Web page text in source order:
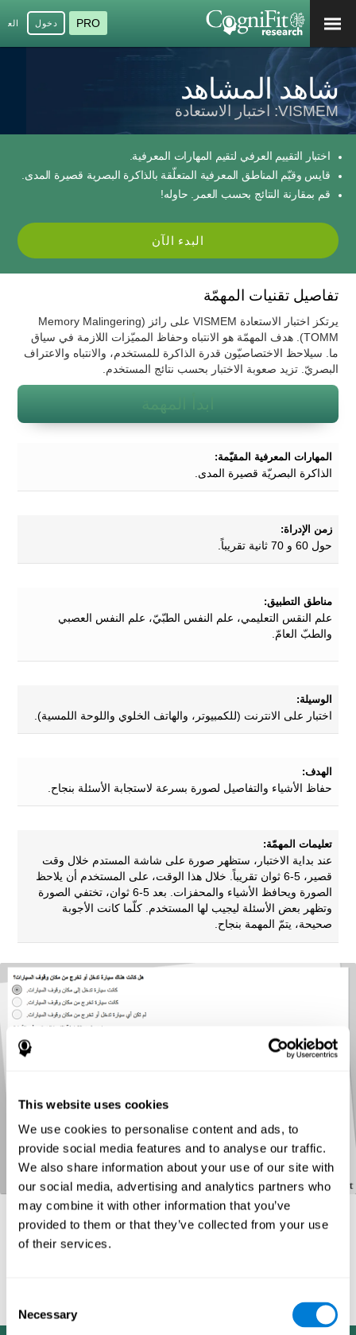
This website uses cookies
We use cookies to personalise content and ads, to
provide social media features and to analyse our traffic.
We also share information about your use of our site with
our social media, advertising and analytics partners who
may combine it with other information that you’ve
provided to them or that they’ve collected from your use
of their services.
Selection
Necessary
PRO دخول
شاهد المشاهد
VISMEM: اختبار الاستعادة
اختبار التقييم العرفي لتقيم المهارات المعرفية.
قايس وقيّم المناطق المعرفية المتعلّقة بالذاكرة البصرية قصيرة المدى.
قم بمقارنة النتائج بحسب العمر. حاوله!
البدء الآن
تفاصيل تقنيات المهمّة
يرتكز اختبار الاستعادة VISMEM على رائز (Memory Malingering
(TOMM. هدف المهمّة هو الانتباه وحفاظ المميّزات اللازمة في سياق
ما. سيلاحظ الاختصاصيّون قدرة الذاكرة للمستخدم، والانتباه والاعتراف
البصريّ. تزيد صعوبة الاختبار بحسب نتائج المستخدم.
المهارات المعرفية المقيّمة:
الذاكرة البصريّة قصيرة المدى.
زمن الإدراة:
حول 60 و 70 ثانية تقريباً.
مناطق التطبيق:
علم النقس التعليمي، علم النفس الطبّيّ، علم النفس العصبي
والطبّ العامّ.
الوسيلة:
اختبار على الانترنت (للكمبيوتر، والهاتف الخلوي واللوحة اللمسية).
الهدف:
حفاظ الأشياء والتفاصيل لصورة بسرعة لاستجابة الأسئلة بنجاح.
تعليمات المهمّة:
عند بداية الاختبار، ستظهر صورة على شاشة المستدم خلال وقت
قصير، 5-6 ثوان تقريباً. خلال هذا الوقت، على المستخدم أن يلاحظ
الصورة ويحافظ الأشياء والمحفزات. بعد 5-6 ثوان، تختفي الصورة
وتظهر بعض الأسئلة ليجيب لها المستخدم. كلّما كانت الأجوبة
صحيحة، يتمّ المهمة بنجاح.
North Tonawanda, NY: Multi-Health Systems.